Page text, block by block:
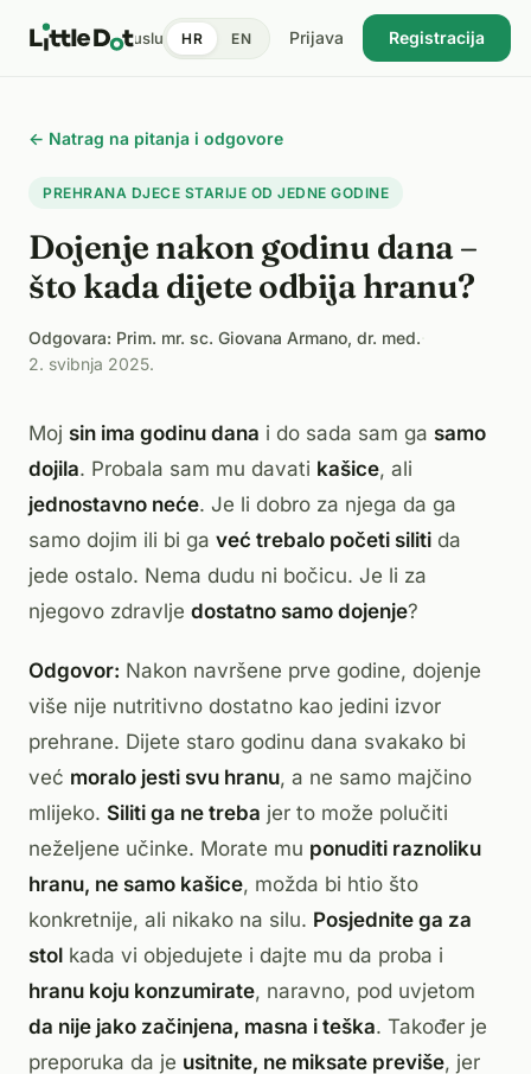
Doktori Pronađi uslugu USKORO CijeneDnevnik zdravljaBlog
HR EN Prijava Registracija
← Natrag na pitanja i odgovore
PREHRANA DJECE STARIJE OD JEDNE GODINE
Dojenje nakon godinu dana –
što kada dijete odbija hranu?
Odgovara: Prim. mr. sc. Giovana Armano, dr. med.
2. svibnja 2025.
Moj sin ima godinu dana i do sada sam ga samo
dojila. Probala sam mu davati kašice, ali
jednostavno neće. Je li dobro za njega da ga
samo dojim ili bi ga već trebalo početi siliti da
jede ostalo. Nema dudu ni bočicu. Je li za
njegovo zdravlje dostatno samo dojenje?
Odgovor: Nakon navršene prve godine, dojenje
više nije nutritivno dostatno kao jedini izvor
prehrane. Dijete staro godinu dana svakako bi
već moralo jesti svu hranu, a ne samo majčino
mlijeko. Siliti ga ne treba jer to može polučiti
neželjene učinke. Morate mu ponuditi raznoliku
hranu, ne samo kašice, možda bi htio što
konkretnije, ali nikako na silu. Posjednite ga za
stol kada vi objedujete i dajte mu da proba i
hranu koju konzumirate, naravno, pod uvjetom
da nije jako začinjena, masna i teška. Također je
preporuka da je usitnite, ne miksate previše, jer